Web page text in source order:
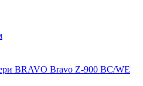
BRAVO Bravo Z-900 BС/WE